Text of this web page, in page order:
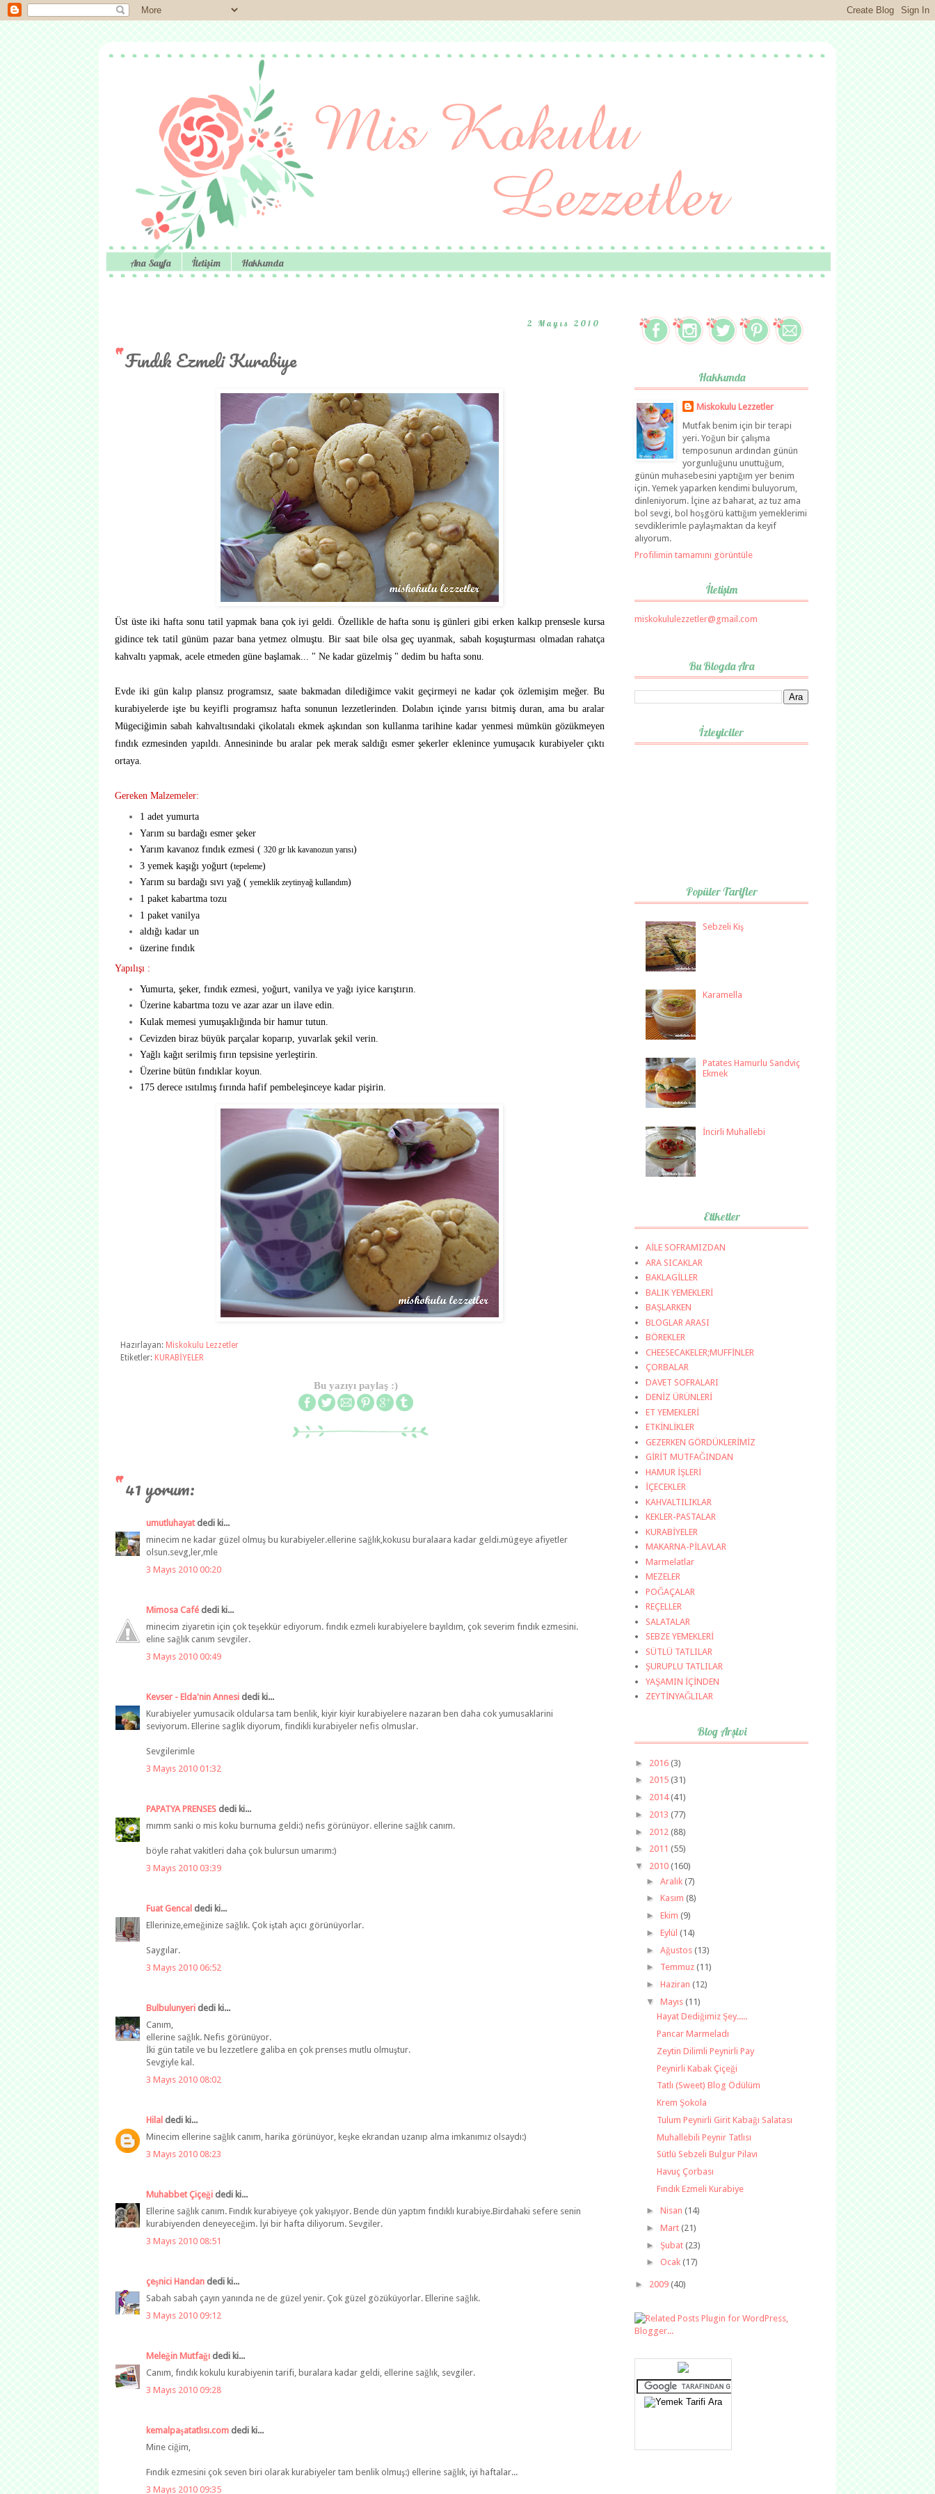
Ana Sayfa İletişim Hakkımda
2 Mayıs 2010
Fındık Ezmeli Kurabiye
Üst üste iki hafta sonu tatil yapmak bana çok iyi geldi. Özellikle de hafta sonu iş günleri gibi erken kalkıp prensesle kursa
gidince tek tatil günüm pazar bana yetmez olmuştu. Bir saat bile olsa geç uyanmak, sabah koşuşturması olmadan rahatça
kahvaltı yapmak, acele etmeden güne başlamak... " Ne kadar güzelmiş " dedim bu hafta sonu.
Evde iki gün kalıp plansız programsız, saate bakmadan dilediğimce vakit geçirmeyi ne kadar çok özlemişim meğer. Bu
kurabiyelerde işte bu keyifli programsız hafta sonunun lezzetlerinden. Dolabın içinde yarısı bitmiş duran, ama bu aralar
Mügeciğimin sabah kahvaltısındaki çikolatalı ekmek aşkından son kullanma tarihine kadar yenmesi mümkün gözükmeyen
fındık ezmesinden yapıldı. Annesininde bu aralar pek merak saldığı esmer şekerler eklenince yumuşacık kurabiyeler çıktı
ortaya.
Gereken Malzemeler:
1 adet yumurta
Yarım su bardağı esmer şeker
Yarım kavanoz fındık ezmesi ( 320 gr lık kavanozun yarısı)
3 yemek kaşığı yoğurt (tepeleme)
Yarım su bardağı sıvı yağ ( yemeklik zeytinyağ kullandım)
1 paket kabartma tozu
1 paket vanilya
aldığı kadar un
üzerine fındık
Yapılışı :
Yumurta, şeker, fındık ezmesi, yoğurt, vanilya ve yağı iyice karıştırın.
Üzerine kabartma tozu ve azar azar un ilave edin.
Kulak memesi yumuşaklığında bir hamur tutun.
Cevizden biraz büyük parçalar koparıp, yuvarlak şekil verin.
Yağlı kağıt serilmiş fırın tepsisine yerleştirin.
Üzerine bütün fındıklar koyun.
175 derece ısıtılmış fırında hafif pembeleşinceye kadar pişirin.
Hazırlayan: Miskokulu Lezzetler
Etiketler: KURABİYELER
Bu yazıyı paylaş :)
41 yorum:
umutluhayatdedi ki...
minecim ne kadar güzel olmuş bu kurabiyeler.ellerine sağlık,kokusu buralaara kadar geldi.mügeye afiyetler
olsun.sevg,ler,mle
3 Mayıs 2010 00:20
Mimosa Café dedi ki...
minecim ziyaretin için çok teşekkür ediyorum. fındık ezmeli kurabiyelere bayıldım, çok severim fındık ezmesini.
eline sağlık canım sevgiler.
3 Mayıs 2010 00:49
Kevser - Elda'nin Annesi dedi ki...
Kurabiyeler yumusacik oldularsa tam benlik, kiyir kiyir kurabiyelere nazaran ben daha cok yumusaklarini
seviyorum. Ellerine saglik diyorum, findikli kurabiyeler nefis olmuslar.
Sevgilerimle
3 Mayıs 2010 01:32
PAPATYA PRENSES dedi ki...
mımm sanki o mis koku burnuma geldi:) nefis görünüyor. ellerine sağlık canım.
böyle rahat vakitleri daha çok bulursun umarım:)
3 Mayıs 2010 03:39
Fuat Gencal dedi ki...
Ellerinize,emeğinize sağlık. Çok iştah açıcı görünüyorlar.
Saygılar.
3 Mayıs 2010 06:52
Bulbulunyeri dedi ki...
Canım,
ellerine sağlık. Nefis görünüyor.
İki gün tatile ve bu lezzetlere galiba en çok prenses mutlu olmuştur.
Sevgiyle kal.
3 Mayıs 2010 08:02
Hilal dedi ki...
Minecim ellerine sağlık canım, harika görünüyor, keşke ekrandan uzanıp alma imkanımız olsaydı:)
3 Mayıs 2010 08:23
Muhabbet Çiçeği dedi ki...
Ellerine sağlık canım. Fındık kurabiyeye çok yakışıyor. Bende dün yaptım fındıklı kurabiye.Birdahaki sefere senin
kurabiyenden deneyeceğim. İyi bir hafta diliyorum. Sevgiler.
3 Mayıs 2010 08:51
çeşnici Handan dedi ki...
Sabah sabah çayın yanında ne de güzel yenir. Çok güzel gözüküyorlar. Ellerine sağlık.
3 Mayıs 2010 09:12
Meleğin Mutfağı dedi ki...
Canım, fındık kokulu kurabiyenin tarifi, buralara kadar geldi, ellerine sağlık, sevgiler.
3 Mayıs 2010 09:28
kemalpaşatatlısı.com dedi ki...
Mine ciğim,
Fındık ezmesini çok seven biri olarak kurabiyeler tam benlik olmuş:) ellerine sağlık, iyi haftalar...
3 Mayıs 2010 09:35
Hakkımda
Miskokulu Lezzetler
Mutfak benim için bir terapi
yeri. Yoğun bir çalışma
temposunun ardından günün
yorgunluğunu unuttuğum,
günün muhasebesini yaptığım yer benim
için. Yemek yaparken kendimi buluyorum,
dinleniyorum. İçine az baharat, az tuz ama
bol sevgi, bol hoşgörü kattığım yemeklerimi
sevdiklerimle paylaşmaktan da keyif
alıyorum.
Profilimin tamamını görüntüle
İletişim
miskokululezzetler@gmail.com
Bu Blogda Ara
İzleyiciler
Popüler Tarifler
Sebzeli Kiş
Karamella
Patates Hamurlu Sandviç
Ekmek
İncirli Muhallebi
Etiketler
AİLE SOFRAMIZDAN
ARA SICAKLAR
BAKLAGİLLER
BALIK YEMEKLERİ
BAŞLARKEN
BLOGLAR ARASI
BÖREKLER
CHEESECAKELER;MUFFİNLER
ÇORBALAR
DAVET SOFRALARI
DENİZ ÜRÜNLERİ
ET YEMEKLERİ
ETKİNLİKLER
GEZERKEN GÖRDÜKLERİMİZ
GİRİT MUTFAĞINDAN
HAMUR İŞLERİ
İÇECEKLER
KAHVALTILIKLAR
KEKLER-PASTALAR
KURABİYELER
MAKARNA-PİLAVLAR
Marmelatlar
MEZELER
POĞAÇALAR
REÇELLER
SALATALAR
SEBZE YEMEKLERİ
SÜTLÜ TATLILAR
ŞURUPLU TATLILAR
YAŞAMIN İÇİNDEN
ZEYTİNYAĞLILAR
Blog Arşivi
► 2016 (3)
► 2015 (31)
► 2014(41)
► 2013 (77)
► 2012 (88)
► 2011 (55)
▼ 2010 (160)
► Aralık (7)
► Kasım (8)
► Ekim (9)
► Eylül (14)
► Ağustos (13)
► Temmuz (11)
► Haziran (12)
▼ Mayıs (11)
Hayat Dediğimiz Şey.....
Pancar Marmeladı
Zeytin Dilimli Peynirli Pay
Peynirli Kabak Çiçeği
Tatlı (Sweet) Blog Ödülüm
Krem Şokola
Tulum Peynirli Girit Kabağı Salatası
Muhallebili Peynir Tatlısı
Sütlü Sebzeli Bulgur Pilavı
Havuç Çorbası
Fındık Ezmeli Kurabiye
► Nisan (14)
► Mart (21)
► Şubat (23)
► Ocak (17)
► 2009 (40)